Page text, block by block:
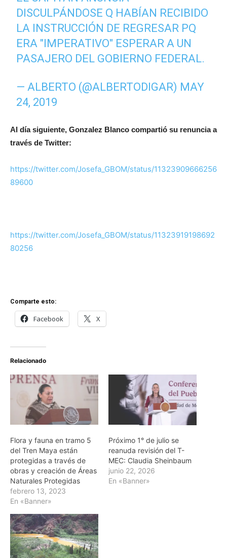
DISCULPÁNDOSE Q HABÍAN RECIBIDO
LA INSTRUCCIÓN DE REGRESAR PQ
ERA "IMPERATIVO" ESPERAR A UN
PASAJERO DEL GOBIERNO FEDERAL.
— ALBERTO (@ALBERTODIGAR) MAY
24, 2019
Al día siguiente, Gonzalez Blanco compartió su renuncia a
través de Twitter:
https://twitter.com/Josefa_GBOM/status/11323909666256
89600
https://twitter.com/Josefa_GBOM/status/11323919198692
80256
Comparte esto:
Facebook X
Relacionado
Flora y fauna en tramo 5
del Tren Maya están
protegidas a través de
obras y creación de Áreas
Naturales Protegidas
febrero 13, 2023
En «Banner»
Próximo 1° de julio se
reanuda revisión del T-
MEC: Claudia Sheinbaum
junio 22, 2026
En «Banner»